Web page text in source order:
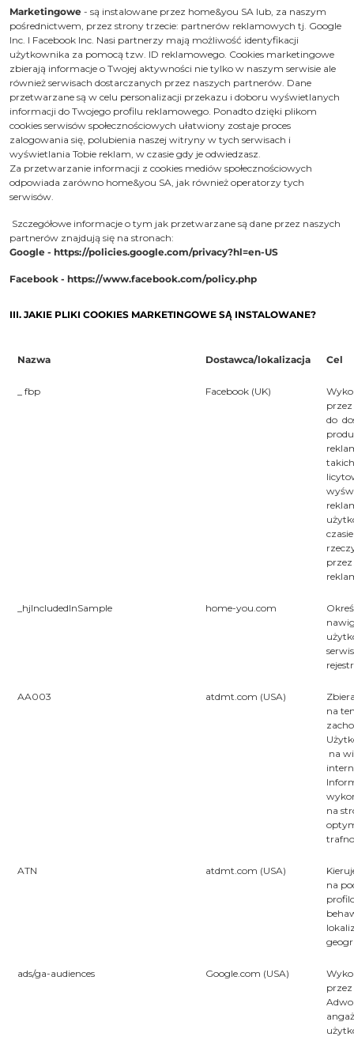
Marketingowe - są instalowane przez home&you SA lub, za naszym
pośrednictwem, przez strony trzecie: partnerów reklamowych tj. Google
Inc. I Facebook Inc. Nasi partnerzy mają możliwość identyfikacji
użytkownika za pomocą tzw. ID reklamowego. Cookies marketingowe
zbierają informacje o Twojej aktywności nie tylko w naszym serwisie ale
również serwisach dostarczanych przez naszych partnerów. Dane
przetwarzane są w celu personalizacji przekazu i doboru wyświetlanych
informacji do Twojego profilu reklamowego. Ponadto dzięki plikom
cookies serwisów społecznościowych ułatwiony zostaje proces
zalogowania się, polubienia naszej witryny w tych serwisach i
wyświetlania Tobie reklam, w czasie gdy je odwiedzasz.
Za przetwarzanie informacji z cookies mediów społecznościowych
odpowiada zarówno home&you SA, jak również operatorzy tych
serwisów.
Szczegółowe informacje o tym jak przetwarzane są dane przez naszych
partnerów znajdują się na stronach:
Google - https://policies.google.com/privacy?hl=en-US
Facebook - https://www.facebook.com/policy.php
III. JAKIE PLIKI COOKIES MARKETINGOWE SĄ INSTALOWANE?
Nazwa Dostawca/lokalizacja Cel
_ fbp Facebook (UK)
przez
do
czasie
przez
_hjIncludedInSample home-you.com
AA003 atdmt.com (USA)
na
na
na
ATN atdmt.com (USA)
na
ads/ga-audiences Google.com (USA)